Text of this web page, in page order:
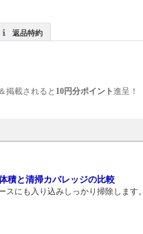
返品特約
掲載されると 10円分ポイント進呈！
積と清掃カバレッジの比較
にも入り込みしっかり掃除します。